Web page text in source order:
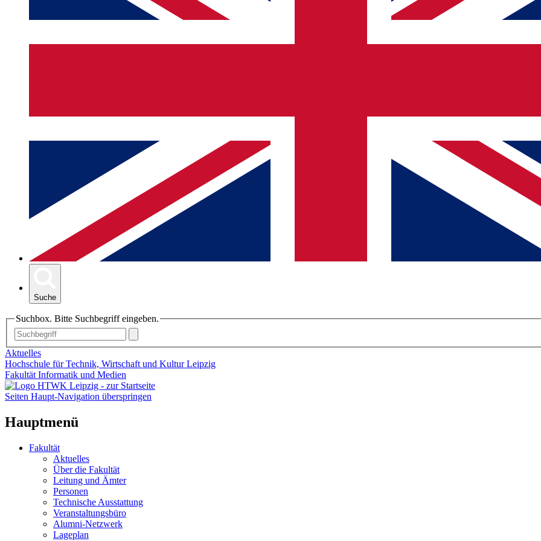
Suche
Suchbox. Bitte Suchbegriff eingeben.
Aktuelles
Hochschule für Technik, Wirtschaft und Kultur Leipzig
Fakultät Informatik und Medien
Seiten Haupt-Navigation überspringen
Hauptmenü
Fakultät
Aktuelles
Über die Fakultät
Leitung und Ämter
Personen
Technische Ausstattung
Veranstaltungsbüro
Alumni-Netzwerk
Lageplan